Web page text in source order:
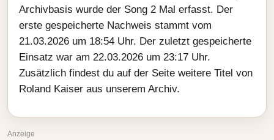
Archivbasis wurde der Song 2 Mal erfasst. Der
erste gespeicherte Nachweis stammt vom
21.03.2026 um 18:54 Uhr. Der zuletzt gespeicherte
Einsatz war am 22.03.2026 um 23:17 Uhr.
Zusätzlich findest du auf der Seite weitere Titel von
Roland Kaiser aus unserem Archiv.
Anzeige